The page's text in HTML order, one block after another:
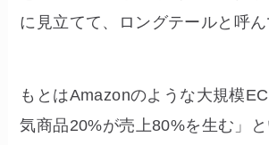
に見立てて、ロングテールと呼ん
もとはAmazonのような大規模
気商品20%が売上80%を生む」